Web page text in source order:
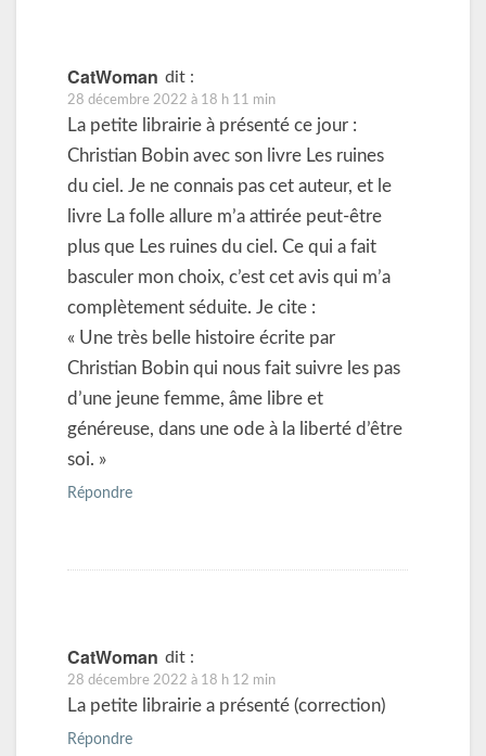
CatWoman dit :
28 décembre 2022 à 18 h 11 min
La petite librairie à présenté ce jour :
Christian Bobin avec son livre Les ruines
du ciel. Je ne connais pas cet auteur, et le
livre La folle allure m’a attirée peut-être
plus que Les ruines du ciel. Ce qui a fait
basculer mon choix, c’est cet avis qui m’a
complètement séduite. Je cite :
« Une très belle histoire écrite par
Christian Bobin qui nous fait suivre les pas
d’une jeune femme, âme libre et
généreuse, dans une ode à la liberté d’être
soi. »
Répondre
CatWoman dit :
28 décembre 2022 à 18 h 12 min
La petite librairie a présenté (correction)
Répondre